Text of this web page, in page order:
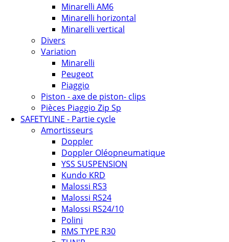
Minarelli AM6
Minarelli horizontal
Minarelli vertical
Divers
Variation
Minarelli
Peugeot
Piaggio
Piston - axe de piston- clips
Pièces Piaggio Zip Sp
SAFETYLINE - Partie cycle
Amortisseurs
Doppler
Doppler Oléopneumatique
YSS SUSPENSION
Kundo KRD
Malossi RS3
Malossi RS24
Malossi RS24/10
Polini
RMS TYPE R30